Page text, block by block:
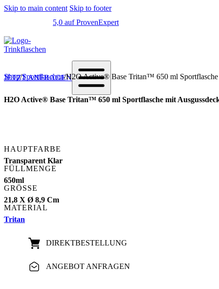
Skip to main content Skip to footer
5,0 auf ProvenExpert
JETZT ANFRAGEN
Shop/Sportflaschen/H2O Active® Base Tritan™ 650 ml Sportflasche
H2O Active® Base Tritan™ 650 ml Sportflasche mit
HAUPTFARBE
Transparent Klar
FÜLLMENGE
650ml
GRÖSSE
21,8 X Ø 8,9 Cm
MATERIAL
Tritan
DIREKT­BESTELLUNG
ANGEBOT ANFRAGEN